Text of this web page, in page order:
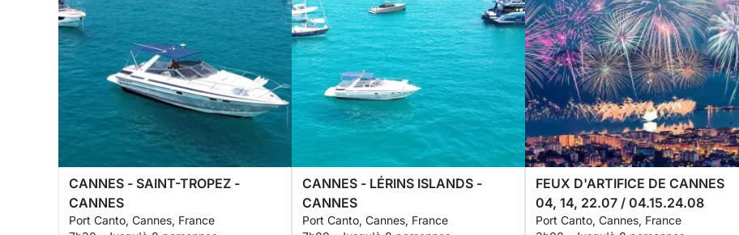
CANNES - SAINT-TROPEZ -
CANNES
Port Canto, Cannes, France
CANNES - LÉRINS ISLANDS -
CANNES
Port Canto, Cannes, France
FEUX D'ARTIFICE DE CANNES
04, 14, 22.07 / 04.15.24.08
Port Canto, Cannes, France